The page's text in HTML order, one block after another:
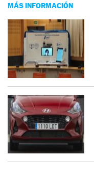
MÁS INFORMACIÓN